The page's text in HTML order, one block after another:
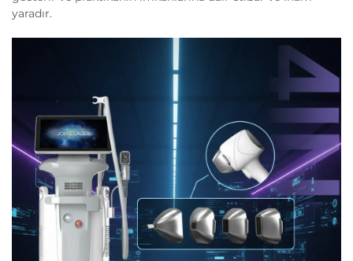
yaradır.